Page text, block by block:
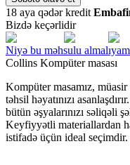
18 aya qədər kredit
Bizdə keçərlidir
Niyə bu məhsulu
Collins Kompüter masası
Kompüter masamız,
təhsil həyatınızı
bütün əşyalarınızı səliqəli
Keyfiyyətli materiallardan
istifadə üçün ideal seçimdir.